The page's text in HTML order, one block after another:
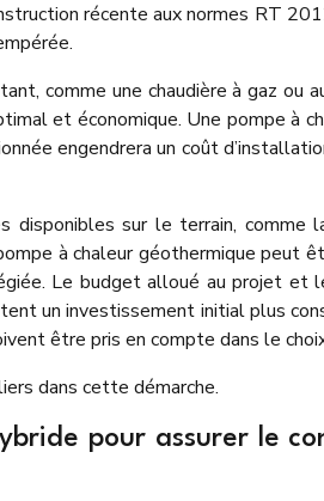
récente aux normes RT
comme une chaudière à gaz
et économique. Une pompe à
engendrera un coût
sur le terrain, comme
à chaleur géothermique peut
Le budget alloué au projet
un investissement initial plus
être pris en compte dans le
dans cette démarche.
pour assurer le